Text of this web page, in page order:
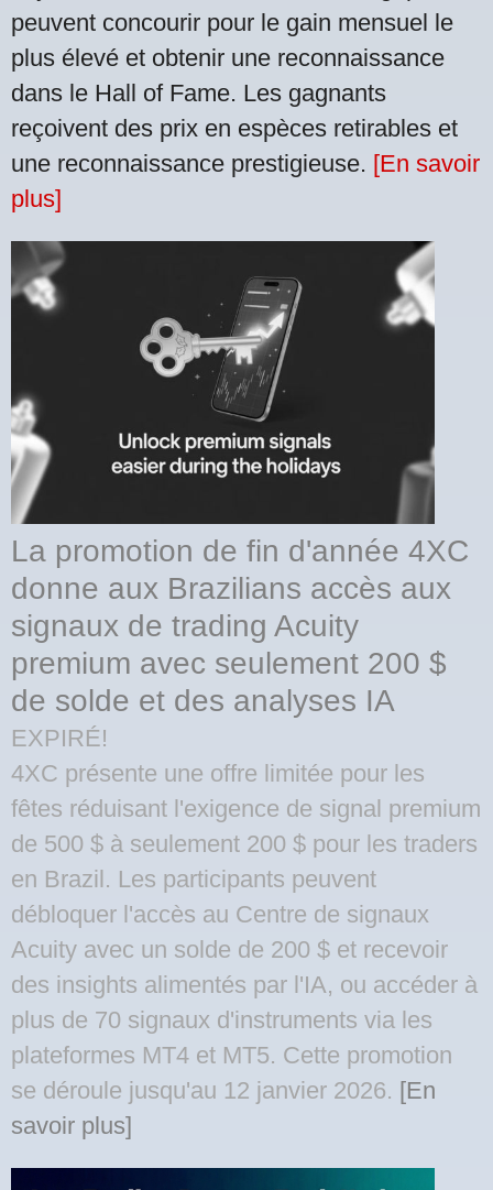
peuvent concourir pour le gain mensuel le
plus élevé et obtenir une reconnaissance
dans le Hall of Fame. Les gagnants
reçoivent des prix en espèces retirables et
une reconnaissance prestigieuse. [En savoir
plus]
La promotion de fin d'année 4XC
donne aux Brazilians accès aux
signaux de trading Acuity
premium avec seulement 200 $
de solde et des analyses IA
EXPIRÉ!
4XC présente une offre limitée pour les
fêtes réduisant l'exigence de signal premium
de 500 $ à seulement 200 $ pour les traders
en Brazil. Les participants peuvent
débloquer l'accès au Centre de signaux
Acuity avec un solde de 200 $ et recevoir
des insights alimentés par l'IA, ou accéder à
plus de 70 signaux d'instruments via les
plateformes MT4 et MT5. Cette promotion
se déroule jusqu'au 12 janvier 2026. [En
savoir plus]